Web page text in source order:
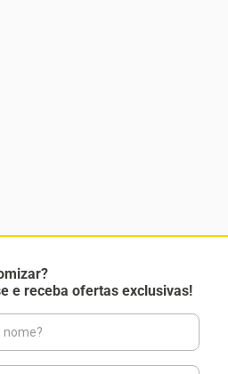
e receba ofertas exclusivas!